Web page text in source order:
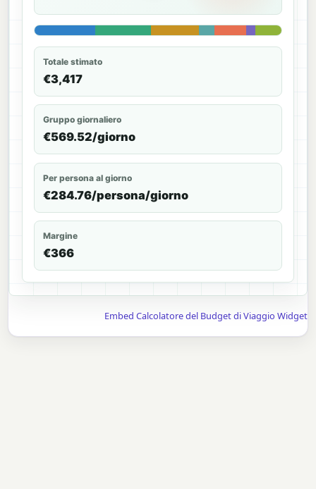
Totale stimato
€3,417
Gruppo giornaliero
€569.52/giorno
Per persona al giorno
€284.76/persona/giorno
Margine
€366
Embed Calcolatore del Budget di Viaggio Widget